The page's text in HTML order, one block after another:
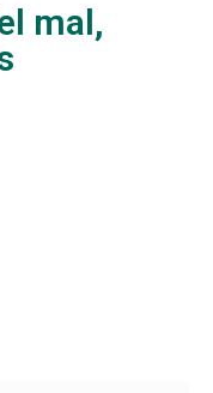
mal,